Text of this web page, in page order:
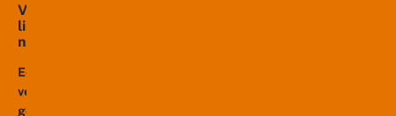
V
li
n
e
r
p
Een
veel
gestelde